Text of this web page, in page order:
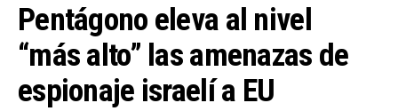
Pentágono eleva al nivel
“más alto” las amenazas de
espionaje israelí a EU